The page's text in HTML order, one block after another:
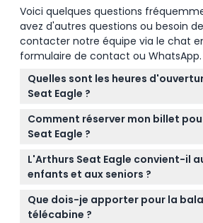
Voici quelques questions
avez d'autres questions ou besoin
contacter notre équipe via le chat
formulaire de contact ou WhatsApp.
Quelles sont les heures
Seat Eagle ?
L'Arthurs Seat Eagle fonctionne de
été et de 7h00 à 17h30 en hiver,
Noël et le lendemain de Noël (sous
modifications — veuillez confirmer
la réservation).
Comment réserver mon billet
Seat Eagle ?
Vous pouvez facilement réserver
retour pour l'Arthurs Seat Eagle en
sans tracas.
L'Arthurs Seat Eagle convient-il
enfants et aux seniors ?
Oui ! Les enfants de 0 à 3 ans
gratuitement mais doivent quand
Que dois-je apporter pour la
télécabine ?